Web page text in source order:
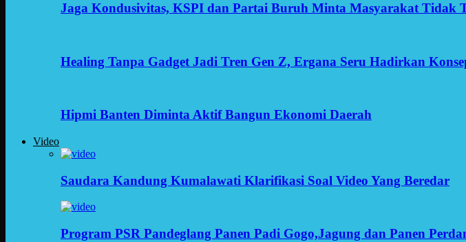
Jaga Kondusivitas, KSPI dan Partai Buruh Minta Masyarakat Tidak
Healing Tanpa Gadget Jadi Tren Gen Z, Ergana Seru Hadirkan
Hipmi Banten Diminta Aktif Bangun Ekonomi Daerah
Video
Saudara Kandung Kumalawati Klarifikasi Soal Video Yang Beredar
Program PSR Pandeglang Panen Padi Gogo,Jagung dan Panen